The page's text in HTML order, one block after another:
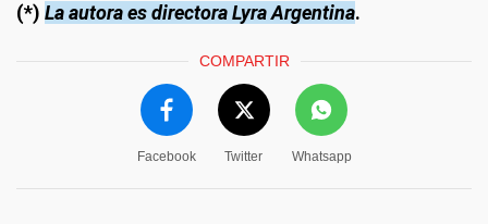
(*) La autora es directora Lyra Argentina.
COMPARTIR
Facebook Twitter Whatsapp